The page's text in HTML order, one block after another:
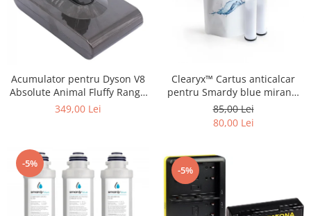
Acumulator pentru Dyson V8
Absolute Animal Fluffy Range
SV10 4000mAh Patona
349,00 Lei
Clearyx™ Cartus anticalcar
pentru Smardy blue miran™
xiva ™ noura™ zagora ™
85,00 Lei
80,00 Lei
-5%
-5%